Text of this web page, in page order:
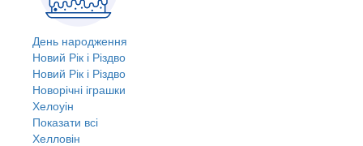
День народження
Новий Рік і Різдво
Новий Рік і Різдво
Новорічні іграшки
Хелоуін
Показати всі
Хелловін